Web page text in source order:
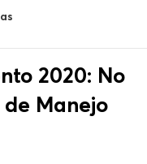
2020: No
Manejo